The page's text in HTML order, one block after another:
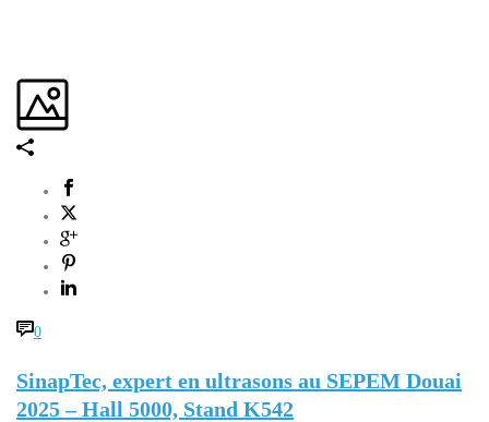
0
SinapTec, expert en ultrasons au SEPEM Douai
2025 – Hall 5000, Stand K542